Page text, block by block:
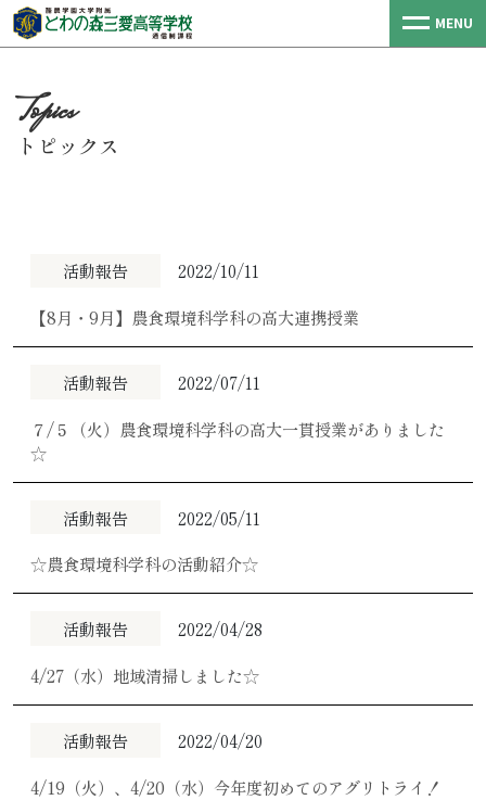
MENU
トピックス
活動報告
2022/10/11
【8月・9月】農食環境科学科の高大連携授業
活動報告
2022/07/11
７/５（火）農食環境科学科の高大一貫授業がありました
☆
活動報告
2022/05/11
☆農食環境科学科の活動紹介☆
活動報告
2022/04/28
4/27（水）地域清掃しました☆
活動報告
2022/04/20
4/19（火）、4/20（水）今年度初めてのアグリトライ！